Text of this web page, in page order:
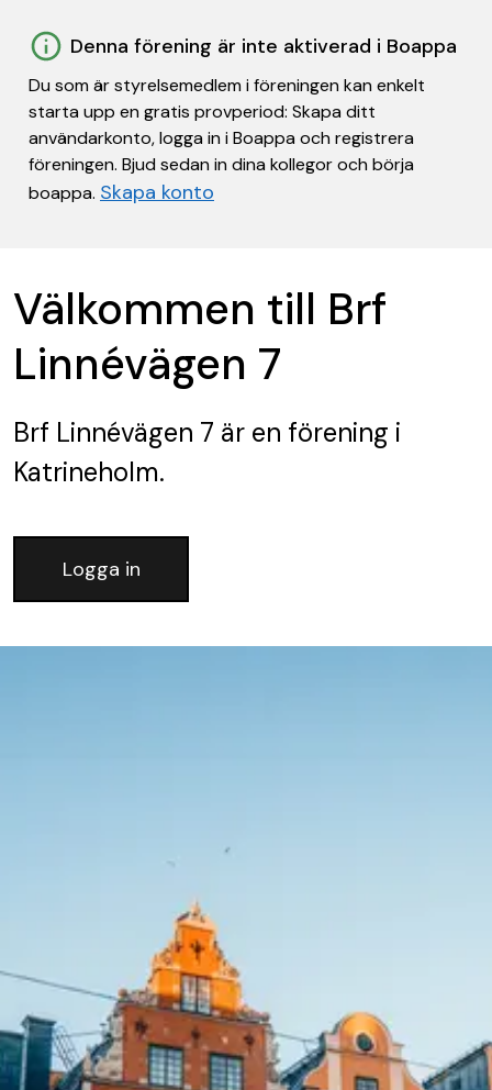
Denna förening är inte aktiverad i Boappa
Du som är styrelsemedlem i föreningen kan enkelt
starta upp en gratis provperiod: Skapa ditt
användarkonto, logga in i Boappa och registrera
föreningen. Bjud sedan in dina kollegor och börja
boappa. Skapa konto
Välkommen till Brf
Linnévägen 7
Brf Linnévägen 7 är en förening i
Katrineholm.
Logga in